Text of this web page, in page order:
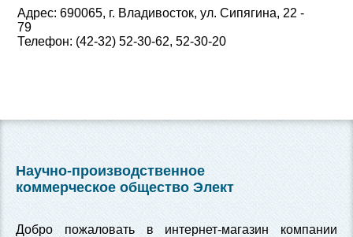
Адрес: 690065, г. Владивосток, ул. Сипягина, 22 -
79
Телефон: (42-32) 52-30-62, 52-30-20
Научно-производственное
коммерческое общество Элект
Добро пожаловать в интернет-магазин компании